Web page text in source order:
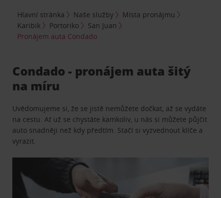
Hlavní stránka Naše služby
Místa pronájmu
Karibik
Portoriko
San Juan
Pronájem auta Condado
Condado - pronájem auta šitý
na míru
Uvědomujeme si, že se jistě nemůžete dočkat, až se vydáte
na cestu. Ať už se chystáte kamkoliv, u nás si můžete půjčit
auto snadněji než kdy předtím. Stačí si vyzvednout klíče a
vyrazit.